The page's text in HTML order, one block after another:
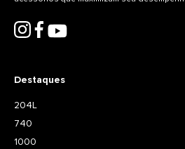
Destaques
204L
740
1000